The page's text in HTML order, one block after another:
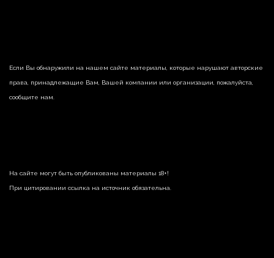
Если Вы обнаружили на нашем сайте материалы, которые нарушают авторские
права, принадлежащие Вам, Вашей компании или организации, пожалуйста,
сообщите нам.
На сайте могут быть опубликованы материалы 18+!
При цитировании ссылка на источник обязательна.